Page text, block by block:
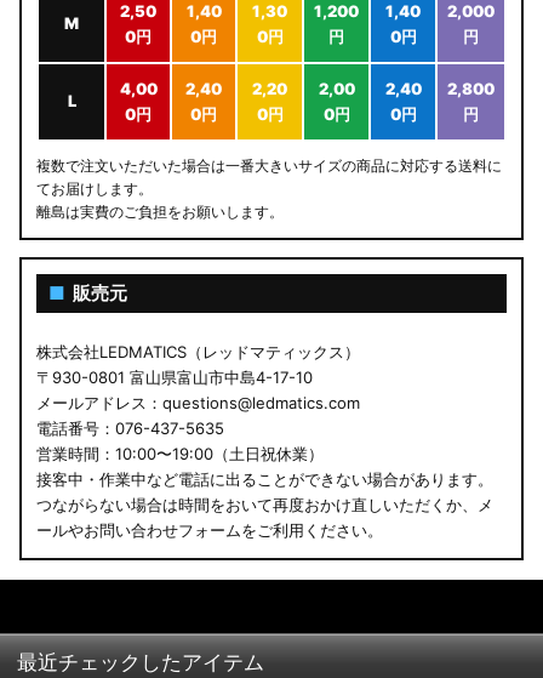
M
2,50
0円
1,40
0円
1,30
0円
1,200
円
1,40
0円
2,000
円
L
4,00
0円
2,40
0円
2,20
0円
2,00
0円
2,40
0円
2,800
円
複数で注文いただいた場合は一番大きいサイズの商品に対応する送料に
てお届けします。
離島は実費のご負担をお願いします。
■ 販売元
株式会社LEDMATICS（レッドマティックス）
〒930-0801 富山県富山市中島4-17-10
メールアドレス：questions@ledmatics.com
電話番号：076-437-5635
営業時間：10:00〜19:00（土日祝休業）
接客中・作業中など電話に出ることができない場合があります。
つながらない場合は時間をおいて再度おかけ直しいただくか、メ
ールやお問い合わせフォームをご利用ください。
最近チェックしたアイテム